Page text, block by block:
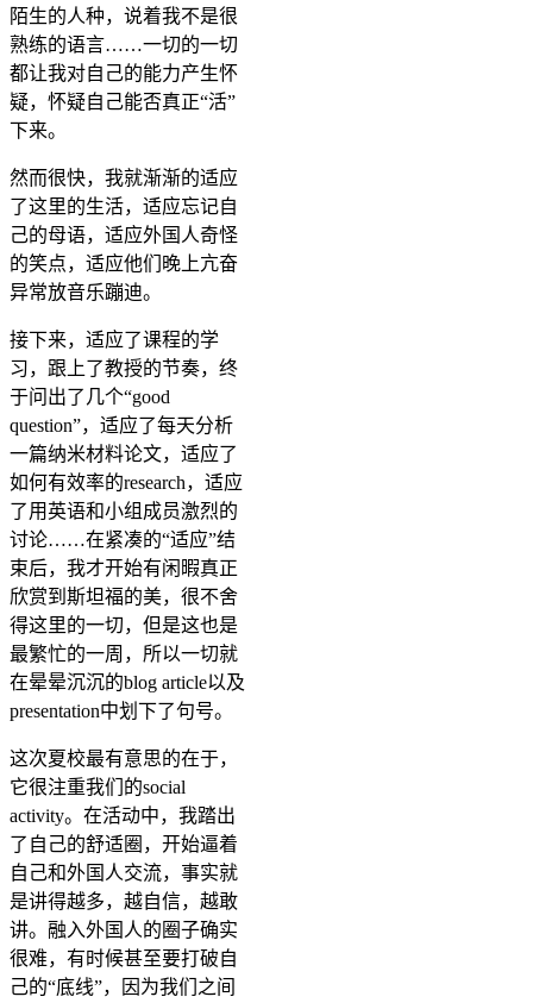
陌生的人种，说着我不是很
熟练的语言……一切的一切
都让我对自己的能力产生怀
疑，怀疑自己能否真正“活”
下来。
然而很快，我就渐渐的适应
了这里的生活，适应忘记自
己的母语，适应外国人奇怪
的笑点，适应他们晚上亢奋
异常放音乐蹦迪。
接下来，适应了课程的学
习，跟上了教授的节奏，终
于问出了几个“good
question”，适应了每天分析
一篇纳米材料论文，适应了
如何有效率的research，适应
了用英语和小组成员激烈的
讨论……在紧凑的“适应”结
束后，我才开始有闲暇真正
欣赏到斯坦福的美，很不舍
得这里的一切，但是这也是
最繁忙的一周，所以一切就
在晕晕沉沉的blog article以及
presentation中划下了句号。
这次夏校最有意思的在于，
它很注重我们的social
activity。在活动中，我踏出
了自己的舒适圈，开始逼着
自己和外国人交流，事实就
是讲得越多，越自信，越敢
讲。融入外国人的圈子确实
很难，有时候甚至要打破自
己的“底线”，因为我们之间